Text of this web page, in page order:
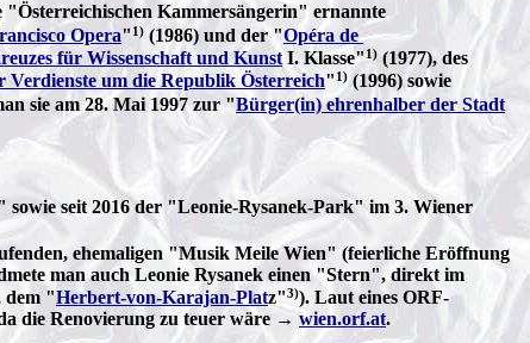
"Österreichischen Kammersängerin" ernannte
Opera" 1) (1986) und der "Opéra de
für Wissenschaft und KunstI. Klasse"1) (1977), des
Verdienste um die Republik Österreich" 1) (1996) sowie
sie am 28. Mai 1997 zur "Bürger(in) ehrenhalber der Stadt
sowie seit 2016 der "Leonie-Rysanek-Park" im 3. Wiener
ehemaligen "Musik Meile Wien" (feierliche Eröffnung
man auch Leonie Rysanek einen "Stern", direkt im
dem "Herbert-von-Karajan-Platz"3)). Laut eines ORF-
die Renovierung zu teuer wäre → wien.orf.at.